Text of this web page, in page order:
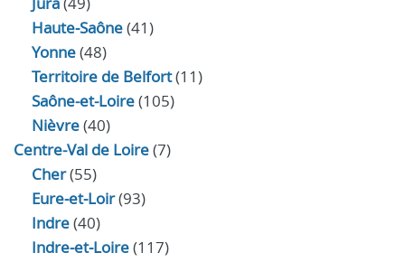
Haute‑Saône(41)
Yonne(48)
Territoire de Belfort(11)
Saône-et-Loire(105)
Nièvre(40)
Centre-Val de Loire(7)
Cher(55)
Eure‑et‑Loir(93)
Indre(40)
Indre‑et‑Loire(117)